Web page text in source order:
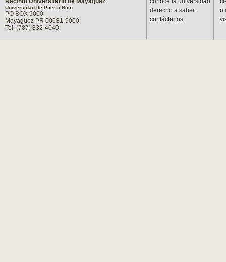
Universidad de Puerto Rico
PO BOX 9000
Mayagüez PR 00681-9000
Tel: (787) 832-4040
derecho a saber
contáctenos